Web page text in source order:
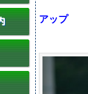
コミ
アップ